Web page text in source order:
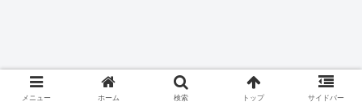
メニュー ホーム 検索 トップ サイドバー